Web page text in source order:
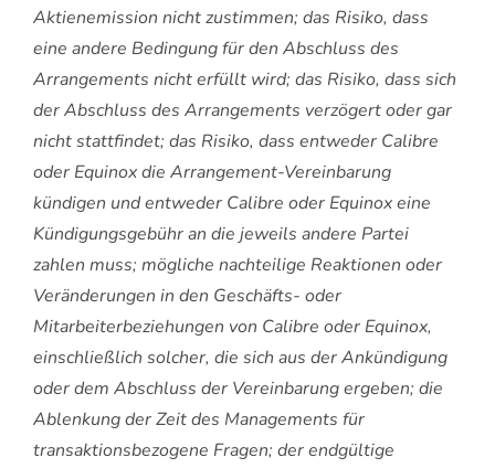
Aktienemission nicht zustimmen; das Risiko, dass
eine andere Bedingung für den Abschluss des
Arrangements nicht erfüllt wird; das Risiko, dass sich
der Abschluss des Arrangements verzögert oder gar
nicht stattfindet; das Risiko, dass entweder Calibre
oder Equinox die Arrangement-Vereinbarung
kündigen und entweder Calibre oder Equinox eine
Kündigungsgebühr an die jeweils andere Partei
zahlen muss; mögliche nachteilige Reaktionen oder
Veränderungen in den Geschäfts- oder
Mitarbeiterbeziehungen von Calibre oder Equinox,
einschließlich solcher, die sich aus der Ankündigung
oder dem Abschluss der Vereinbarung ergeben; die
Ablenkung der Zeit des Managements für
transaktionsbezogene Fragen; der endgültige